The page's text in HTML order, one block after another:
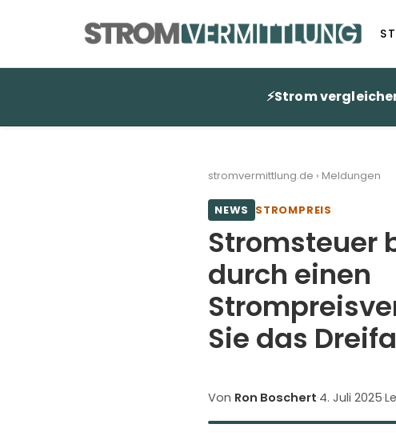
⚡Strom
stromvermittlung.de › Meldungen
NEWS STROMPREIS
Stromsteuer
durch einen
Sie das
Von Ron Boschert·4. Juli 2025·